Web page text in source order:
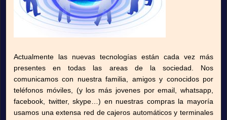
Actualmente las nuevas tecnologías están cada vez más
presentes en todas las areas de la sociedad. Nos
comunicamos con nuestra familia, amigos y conocidos por
teléfonos móviles, (y los más jovenes por email, whatsapp,
facebook, twitter, skype…) en nuestras compras la mayoría
usamos una extensa red de cajeros automáticos y terminales